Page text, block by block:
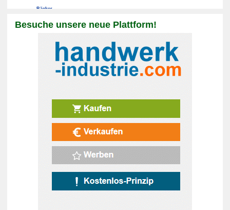
Bäcker
Besuche unsere neue Plattform!